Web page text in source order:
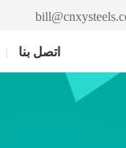
اتصل بنا